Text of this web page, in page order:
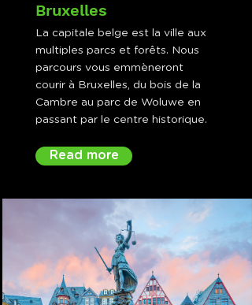
Bruxelles
La capitale belge est la ville aux
multiples parcs et forêts. Nous
parcours vous emmèneront
courir à Bruxelles, du bois de la
Cambre au parc de Woluwe en
passant par le centre historique.
Read more